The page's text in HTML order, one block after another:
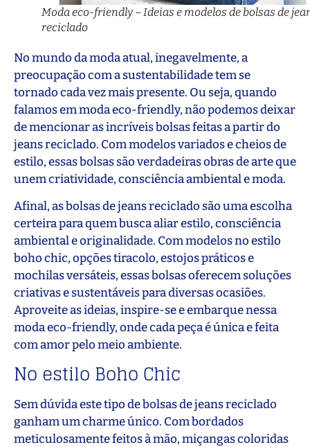
Moda eco-friendly – Ideias e modelos de bolsas de
reciclado
No mundo da moda atual, inegavelmente, a
preocupação com a sustentabilidade tem se
tornado cada vez mais presente. Ou seja, quando
falamos em moda eco-friendly, não podemos deixar
de mencionar as incríveis bolsas feitas a partir do
jeans reciclado. Com modelos variados e cheios de
estilo, essas bolsas são verdadeiras obras de arte que
unem criatividade, consciência ambiental e moda.
Afinal, as bolsas de jeans reciclado são uma escolha
certeira para quem busca aliar estilo, consciência
ambiental e originalidade. Com modelos no estilo
boho chic, opções tiracolo, estojos práticos e
mochilas versáteis, essas bolsas oferecem soluções
criativas e sustentáveis para diversas ocasiões.
Aproveite as ideias, inspire-se e embarque nessa
moda eco-friendly, onde cada peça é única e feita
com amor pelo meio ambiente.
No estilo Boho Chic
Sem dúvida este tipo de bolsas de jeans reciclado
ganham um charme único. Com bordados
meticulosamente feitos à mão, miçangas coloridas